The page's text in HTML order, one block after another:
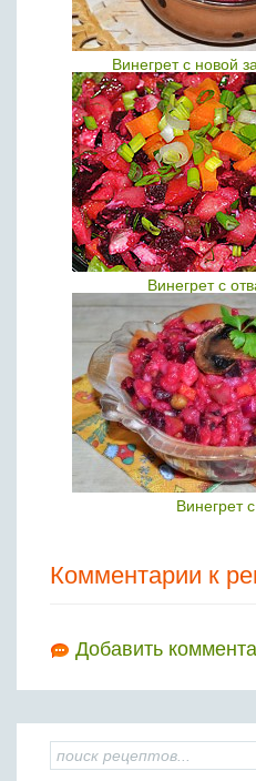
Винегрет с новой
Винегрет с
Винегрет
Комментарии к
Добавить